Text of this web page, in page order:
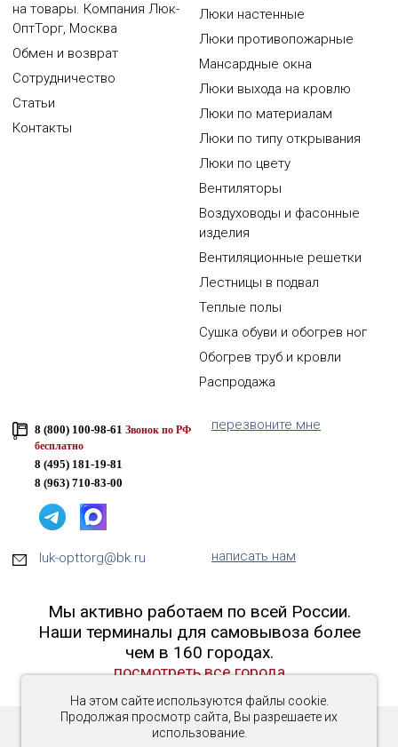
На этом сайте используются файлы cookie.
Продолжая просмотр сайта, Вы разрешаете их
использование.
на товары. Компания Люк-
ОптТорг, Москва
Обмен и возврат
Сотрудничество
Статьи
Контакты
Люки настенные
Люки противопожарные
Мансардные окна
Люки выхода на кровлю
Люки по материалам
Люки по типу открывания
Люки по цвету
Вентиляторы
Воздуховоды и фасонные
изделия
Вентиляционные решетки
Лестницы в подвал
Теплые полы
Сушка обуви и обогрев ног
Обогрев труб и кровли
Распродажа
8 (800) 100-98-61 Звонок по РФ
бесплатно
8 (495) 181-19-81
8 (963) 710-83-00
перезвоните мне
luk-opttorg@bk.ru написать нам
Мы активно работаем по всей России.
Наши терминалы для самовывоза более
чем в 160 городах.
посмотреть все города